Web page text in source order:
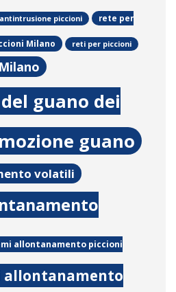
piccioni rete per
Milano reti per piccioni
guano dei
guano
volatili
allontanamento piccioni
allontanamento